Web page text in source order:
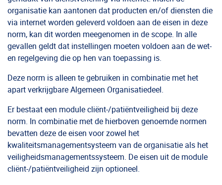
organisatie kan aantonen dat producten en/of diensten die
via internet worden geleverd voldoen aan de eisen in deze
norm, kan dit worden meegenomen in de scope. In alle
gevallen geldt dat instellingen moeten voldoen aan de wet-
en regelgeving die op hen van toepassing is.
Deze norm is alleen te gebruiken in combinatie met het
apart verkrijgbare Algemeen Organisatiedeel.
Er bestaat een module cliënt-/patiëntveiligheid bij deze
norm. In combinatie met de hierboven genoemde normen
bevatten deze de eisen voor zowel het
kwaliteitsmanagementsysteem van de organisatie als het
veiligheidsmanagementssysteem. De eisen uit de module
cliënt-/patiëntveiligheid zijn optioneel.